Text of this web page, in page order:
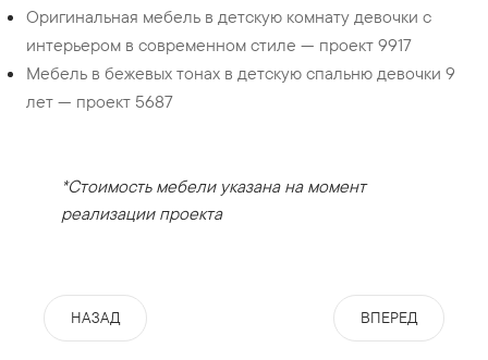
Оригинальная мебель в детскую комнату девочки с
интерьером в современном стиле — проект 9917
Мебель в бежевых тонах в детскую спальню девочки 9
лет — проект 5687
*Стоимость мебели указана на момент
реализации проекта
НАЗАД ВПЕРЕД